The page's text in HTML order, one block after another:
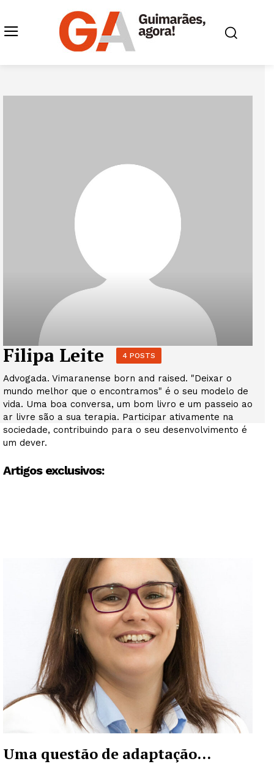
Filipa Leite 4 POSTS
Advogada. Vimaranense born and raised. "Deixar o
mundo melhor que o encontramos" é o seu modelo de
vida. Uma boa conversa, um bom livro e um passeio ao
ar livre são a sua terapia. Participar ativamente na
sociedade, contribuindo para o seu desenvolvimento é
um dever.
Artigos exclusivos:
Uma questão de adaptação…